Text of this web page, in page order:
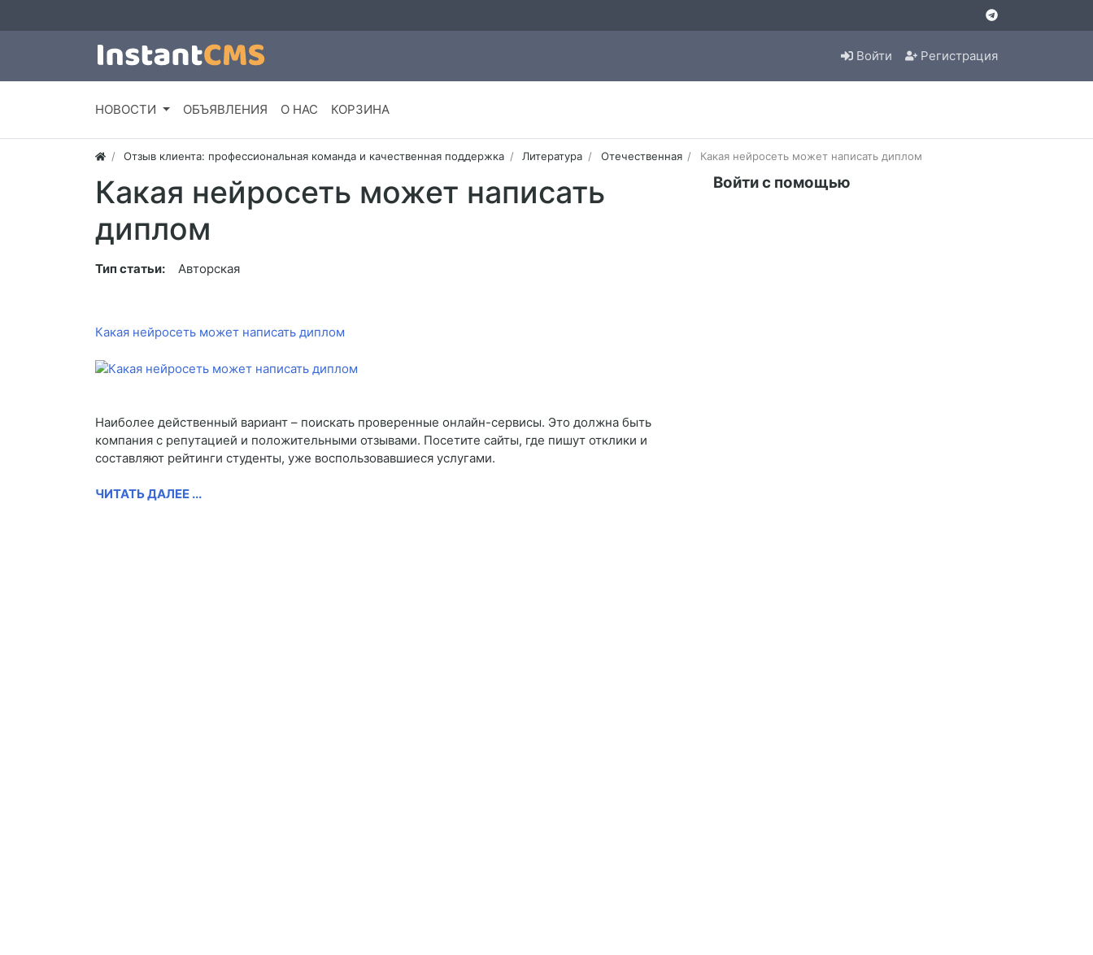
Войти Регистрация
НОВОСТИ ОБЪЯВЛЕНИЯ О НАС КОРЗИНА
Отзыв клиента: профессиональная команда и качественная поддержка Литература Отечественная Какая нейросеть может написать диплом
Какая нейросеть может написать
диплом
Тип статьи: Авторская
Какая нейросеть может написать диплом
Наиболее действенный вариант – поискать проверенные онлайн-сервисы. Это должна быть
компания с репутацией и положительными отзывами. Посетите сайты, где пишут отклики и
составляют рейтинги студенты, уже воспользовавшиеся услугами.
ЧИТАТЬ ДАЛЕЕ ...
Войти с помощью